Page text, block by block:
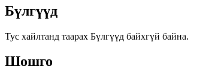
Бүлгүүд
Тус хайлтанд таарах Бүлгүүд байхгүй байна.
Шошго